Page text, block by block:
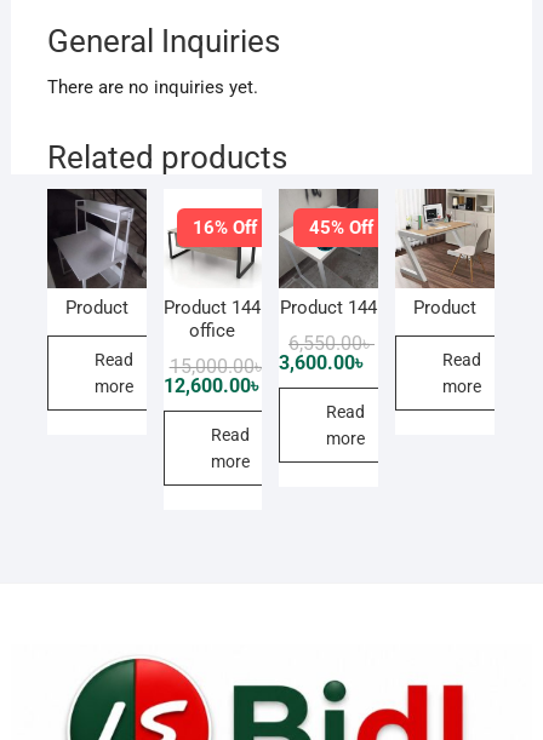
General Inquiries
There are no inquiries yet.
Related products
Product
Read
more
16% Off
Product 144
office
15,000.00৳
Original
15,000.00৳ .
12,600.00৳
Current
12,600.00৳ .
Read
more
45% Off
Product 144
6,550.00৳Original
6,550.00৳ .
3,600.00৳
Current
3,600.00৳ .
Read
more
Product
Read
more